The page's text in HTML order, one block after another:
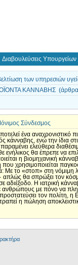
Διαβουλεύσεις Υπουργείων
των υπηρεσιών
ΚΑΝΝΑΒΗΣ
Σύνδεσμος
ένα αναχρονιστικό
κάνναβης, ενώ την ίδια
ελεύθερα
ενήλικος θα έπρεπε να
η βιομηχανική
χρησιμοποιείται
Με το «στοπ» στη νόμιμη
θα σπρώξει τον
Η ιατρική
ανθρώπους με πόνο να
τον πολίτη, η
η πώληση